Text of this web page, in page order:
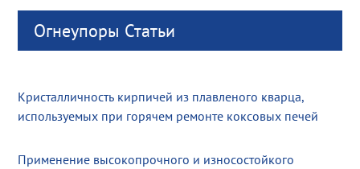
Огнеупоры Статьи
Кристалличность кирпичей из плавленого кварца,
используемых при горячем ремонте коксовых печей
Применение высокопрочного и износостойкого